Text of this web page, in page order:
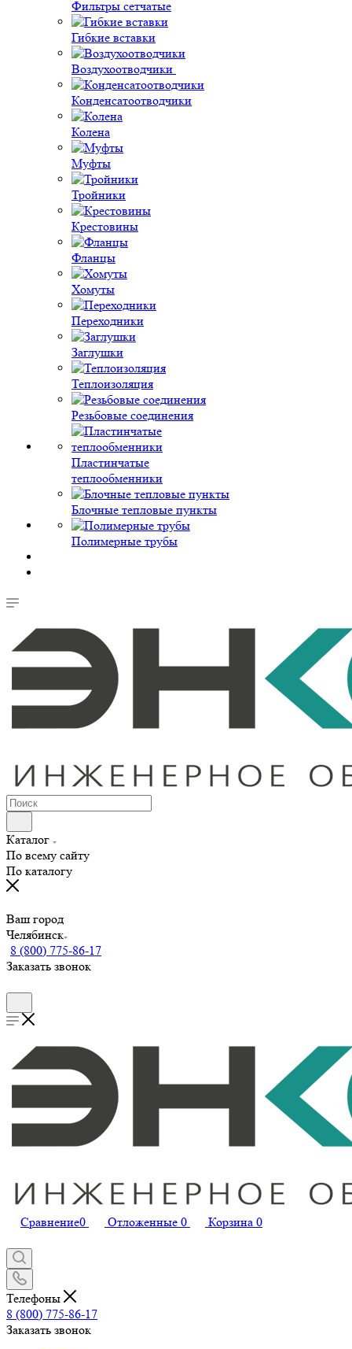
Фильтры сетчатые
Гибкие вставки
Воздухоотводчики
Конденсатоотводчики
Колена
Муфты
Тройники
Крестовины
Фланцы
Хомуты
Переходники
Заглушки
Теплоизоляция
Резьбовые соединения
Пластинчатые
теплообменники
Блочные тепловые пункты
Полимерные трубы
Каталог
По всему сайту
По каталогу
Ваш город
Челябинск
8 (800) 775-86-17
Заказать звонок
Сравнение0 Отложенные 0 Корзина 0
Телефоны
8 (800) 775-86-17
Заказать звонок